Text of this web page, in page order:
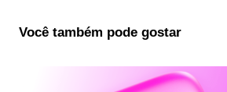
Você também pode gostar